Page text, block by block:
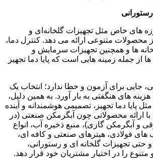
‌های خاص مثل تجهیزات گلخانه‌ای و
محصولات متنوعی ارائه می ‌دهد. کنترل دما،
‌ها و همچنین تجهیزات سرمایش و
از جمله زمینه‌ هایی است که پایا دما تجهیز
جایی برای آزمون‌ و خطا ندارد؛ انتخاب یک
هزینه‌ های هنگفتی به بار آورد. به همین دلیل،
پایا دما تجهیز، تصمیمی هوشمندانه و آینده‌
ارائه محصولاتی چون آبگرمکن صنعتی (در
و آبگرمکن گازی)، منبع ذخیره آب، انواع
‌های فولادی، هیترهای صنعتی و کافه ‌ای،
حتی تجهیزات گلخانه ‌ای و رستورانی،
را در اختیار مشتریان خود قرار دهد.